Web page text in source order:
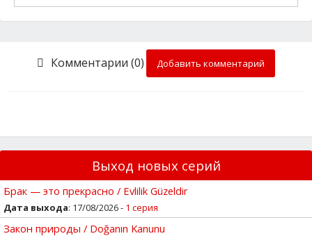
Комментарии (0) Добавить комментарий
Выход новых серий
Брак — это прекрасно / Evlilik Güzeldir
Дата выхода: 17/08/2026 - 1 серия
Закон природы / Doğanın Kanunu